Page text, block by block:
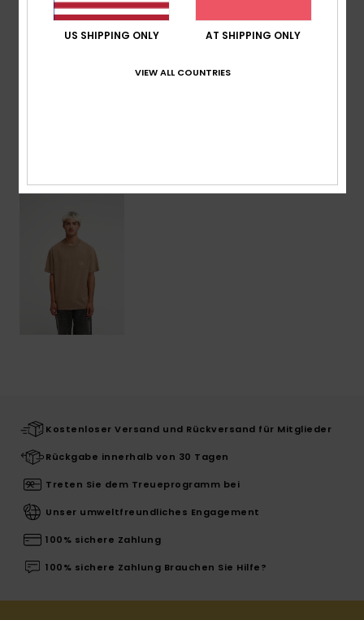
Zusammensetzung[Hauptstoff] 100 % Baumwolle
Kostenloser Versand und Rückversand für Mitglieder
Rückgabe innerhalb von 30 Tagen
Treten Sie dem Treueprogramm bei
Unser umweltfreundliches Engagement
100% sichere Zahlung
100% sichere Zahlung Brauchen Sie Hilfe?
US SHIPPING ONLY AT SHIPPING ONLY
VIEW ALL COUNTRIES